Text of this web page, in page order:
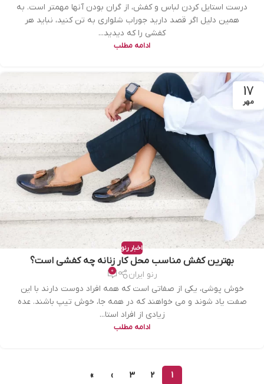
درست استایل کردن لباس و کفش، از گران بودن آنها مهمتر است. به
همین دلیل اگر قصد دارید جوراب شلواری به تن کنید، نباید هر
کفشی را که دیدید...
ادامه مطلب
17
مهر
اخبار رنو
بهترین کفش مناسب محل کار زنانه چه کفشی است؟
رنو ایران 0
خوش پوشی، یکی از صفاتی است که همه افراد دوست دارند با این
صفت یاد شوند و می خواهند که در همه جا، خوش تیپ باشند. عده
زیادی از افراد استا...
ادامه مطلب
1
2
3
›
»